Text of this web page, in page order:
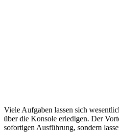
Viele Aufgaben lassen sich
über die Konsole erledigen. Der
sofortigen Ausführung, sondern